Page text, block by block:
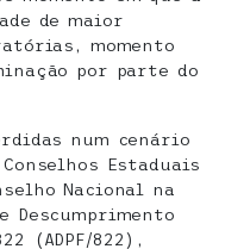
de maior
momento
por parte do
num cenário
Estaduais
Nacional na
Descumprimento
(ADPF/822),